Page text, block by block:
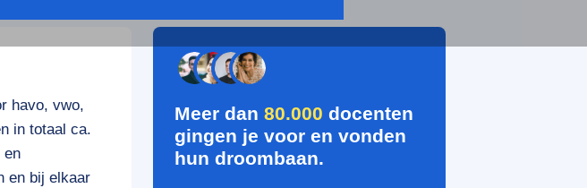
havo, vwo,
in totaal ca.
en
en bij elkaar
Meer dan80.000 docenten
gingen je voor en vonden
hun droombaan.